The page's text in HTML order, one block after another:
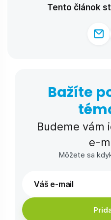
Tento článok
Bažíte
Budeme vám
e-⁠
Môžete sa